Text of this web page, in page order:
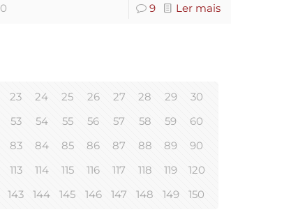
0 9 Ler mais
23 24 25 26 27 28 29
30
53 54 55 56 57 58 59
60
83 84 85 86 87 88 89
90
113 114 115 116 117 118 119
120
143 144 145 146 147 148 149 150